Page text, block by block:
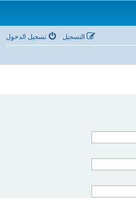
تسجيل الدخول التسجيل